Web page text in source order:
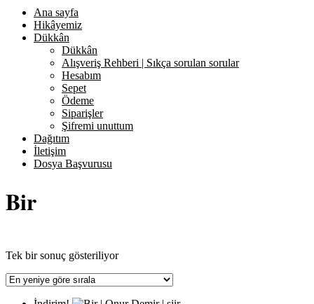
Ana sayfa
Hikâyemiz
Dükkân
Dükkân
Alışveriş Rehberi | Sıkça sorulan sorular
Hesabım
Sepet
Ödeme
Siparişler
Şifremi unuttum
Dağıtım
İletişim
Dosya Başvurusu
Bir
Tek bir sonuç gösteriliyor